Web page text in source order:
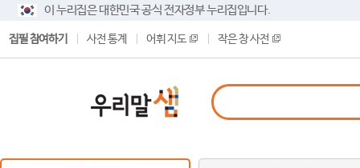
이 누리집은 대한민국 공식 전자정부 누리집입니다.
집필 참여하기 사전 통계 어휘 지도 작은 창 사전